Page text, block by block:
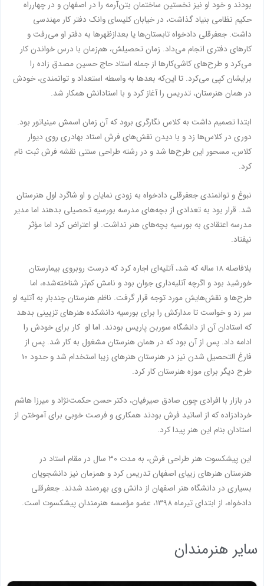
بودند و خود او نیز نخستین ساختمان بتن‌آرمه را در اصفهان و در چهارراه
حکیم نظامی بنیاد گذاشت، در خیابان کلیسای وانک دفتر کار مهندسی
داشت. جعفرقلی دادخواه تابستان‌ها یا بعدازظهرها به دفتر او می‌رفت و
کارهای دفتری انجام می‌داد. زمان تحصیلش، هم‌زمان با درس خواندن کار
می‌کرد و طرح‌های کاشی‌کارها از جمله استاد حاج حسین مصدق زاده را
برایشان کپی می‌کرد. تا این‌که بعدها به واسطه استعداد و توانمندی، خودش
در همان هنرستان، تدریس را آغاز کرد و با استادانش همکار شد.
ابتدا تصمیم داشت به کلاس نگارگری برود که آن زمان اسمش مینیاتور بود.
دوری در کلاس‌ها زد و با دیدن نقش‌های فرش استاد بهادری روی دیوار
کلاس، مسحور این طرح‌ها شد و در رشته طراحی سنتی نقشه فرش ثبت نام
کرد.
نبوغ و توانمندی جعفرقلی دادخواه به زودی نمایان و او شاگرد اول هنرستان
شد. قرار بود به تعدادی از بچه‌های مدرسه بورسیه تحصیلی بدهند اما مدیر
مدرسه اعتقادی به بورسیه بچه‌های هنر نداشت. او اعتراض کرد اما مؤثر
نیفتاد.
بلافاصله 18 ساله که شد، آتلیه‌ای اجاره کرد که درست روبروی بیمارستان
خورشید بود و اگرچه آتلیه‌داری جوان بود و نامش کم‌تر شناخته‌شده، اما
طرح‌ها و نقش‌هایش مورد توجه قرار گرفت. ناظم هنرستان چندبار به آتلیه او
سر زد و خواست تا مدارکش را برای بورسیه دانشکده هنرهای تزیینی بدهد
که استادان آن از دانشگاه سوربن پاریس بودند. اما او کار برای خودش را
ادامه داد. پس از آن بود که در همان هنرستان مشغول به کار شد. پس از
فارغ التحصیل شدن نیز در هنرستان هنرهای زیبا استخدام شد و حدود 10
طرح دیگر برای موزه هنرستان کار کرد.
در بازار با افرادی چون صادق صیرفیان، دکتر حسن حکمت‌نژاد و میرزا هاشم
خردادزاده که از اساتید فرش بودند همکاری و فرصت خوبی برای آموختن از
استادان بنام این هنر پیدا کرد.
این پیشکسوت هنر طراحی فرش، به مدت ۳۰ سال در مقام استاد در
هنرستان هنرهای زیبای اصفهان تدریس کرد و همزمان نیز دانشجویان
بسیاری در دانشگاه هنر اصفهان از دانش وی بهره‌مند شدند. جعفرقلی
دادخواه، از ابتدای تیرماه 1398، عضو مؤسسه هنرمندان پیشکسوت است.
سایر هنرمندان